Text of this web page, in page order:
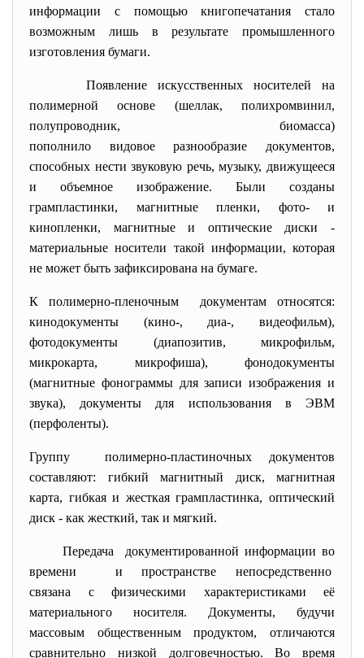
информации с помощью книгопечатания стало
возможным лишь в результате промышленного
изготовления бумаги.
Появление искусственных носителей на
полимерной основе (шеллак, полихромвинил,
полупроводник, биомасса)
пополнило видовое разнообразие документов,
способных нести звуковую речь, музыку, движущееся
и объемное изображение. Были созданы
грампластинки, магнитные пленки, фото- и
кинопленки, магнитные и оптические диски -
материальные носители такой информации, которая
не может быть зафиксирована на бумаге.
К полимерно-пленочным документам относятся:
кинодокументы (кино-, диа-, видеофильм),
фотодокументы (диапозитив, микрофильм,
микрокарта, микрофиша), фонодокументы
(магнитные фонограммы для записи изображения и
звука), документы для использования в ЭВМ
(перфоленты).
Группу полимерно-пластиночных документов
составляют: гибкий магнитный диск, магнитная
карта, гибкая и жесткая грампластинка, оптический
диск - как жесткий, так и мягкий.
Передача документированной информации во
времени и пространстве непосредственно
связана с физическими характеристиками её
материального носителя. Документы, будучи
массовым общественным продуктом, отличаются
сравнительно низкой долговечностью. Во время